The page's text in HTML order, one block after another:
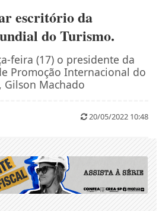
escritório da
do Turismo.
feira (17) o presidente da
Promoção Internacional do
Gilson Machado
20/05/2022 10:48